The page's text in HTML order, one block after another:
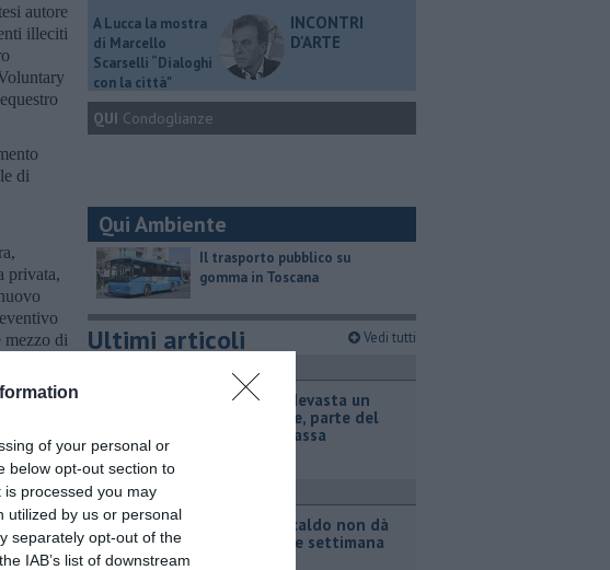
of your personal or
below opt-out section to
processed you may
utilized by us or personal
separately opt-out of the
IAB’s list of downstream
autore
illeciti
di
privata,
di
del
elementi
A Lucca la mostra
di Marcello
Scarselli “Dialoghi
con la città"
INCONTRI
D'ARTE
QUI Condoglianze
Qui Ambiente
​Il trasporto pubblico su
gomma in Toscana
Ultimi articoli Vedi tutti
Incendio devasta un
capannone, parte del
tetto collassa
Attualità
Il grande caldo non dà
tregua, fine settimana